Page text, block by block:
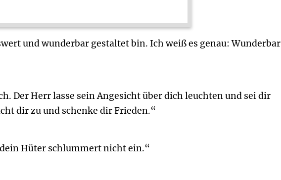
und wunderbar gestaltet bin. Ich weiß es genau: Wunderbar
Der Herr lasse sein Angesicht über dich leuchten und sei dir
dir zu und schenke dir Frieden.“
Hüter schlummert nicht ein.“